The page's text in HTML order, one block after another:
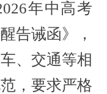
年中高考
告诫函》，
、交通等相
，要求严格